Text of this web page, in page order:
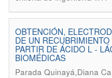
OBTENCIÓN,
DE UN
PARTIR DE ÁCIDO L -
BIOMÉDICAS
Parada Quinayá,Diana